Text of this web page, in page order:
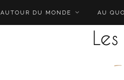
AUTOUR DU MONDE AU